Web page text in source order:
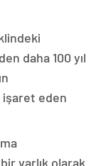
daha 100 yıl
eden
varlık olarak